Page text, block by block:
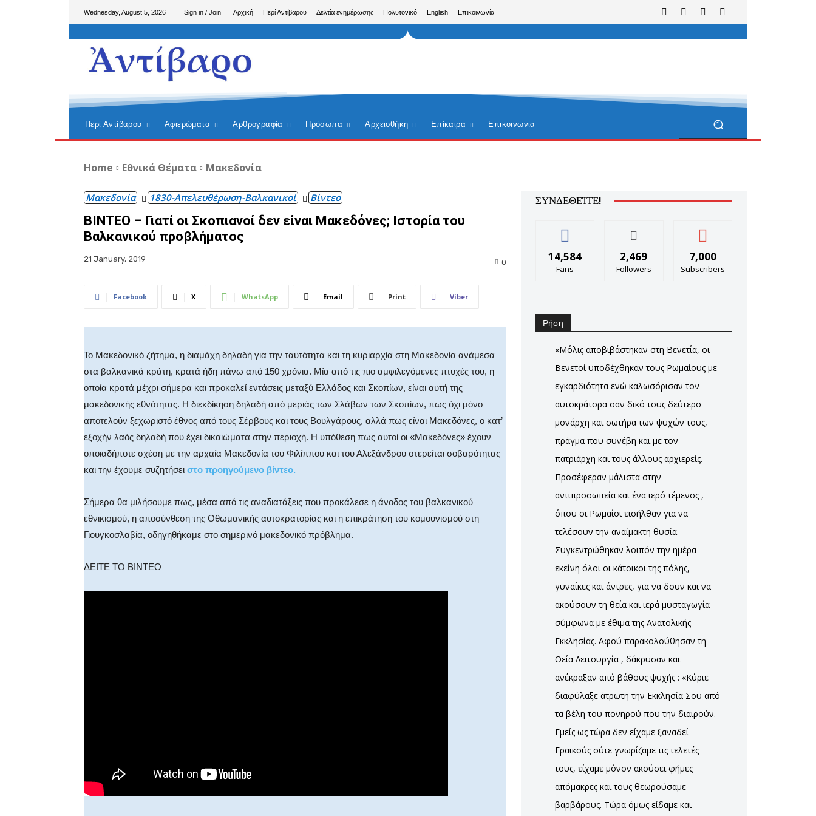
Wednesday, August 5, 2026 Sign in / Join Αρχική Περί Αντίβαρου Δελτία ενημέρωσης Πολυτονικό English Επικοινωνία
Περί Αντίβαρου Αφιερώματα Αρθρογραφία Πρόσωπα Αρχειοθήκη Επίκαιρα Επικοινωνία
Home Εθνικά Θέματα Μακεδονία
Μακεδονία 1830-Απελευθέρωση-Βαλκανικοί Βίντεο
BINTEO – Γιατί οι Σκοπιανοί δεν είναι Μακεδόνες; Ιστορία του
Βαλκανικού προβλήματος
21 January, 2019 0
Facebook X WhatsApp Email Print Viber
Το Μακεδονικό ζήτημα, η διαμάχη δηλαδή για την ταυτότητα και τη κυριαρχία στη Μακεδονία ανάμεσα
στα βαλκανικά κράτη, κρατά ήδη πάνω από 150 χρόνια. Μία από τις πιο αμφιλεγόμενες πτυχές του, η
οποία κρατά μέχρι σήμερα και προκαλεί εντάσεις μεταξύ Ελλάδος και Σκοπίων, είναι αυτή της
μακεδονικής εθνότητας. Η διεκδίκηση δηλαδή από μεριάς των Σλάβων των Σκοπίων, πως όχι μόνο
αποτελούν ξεχωριστό έθνος από τους Σέρβους και τους Βουλγάρους, αλλά πως είναι Μακεδόνες, ο κατ’
εξοχήν λαός δηλαδή που έχει δικαιώματα στην περιοχή. Η υπόθεση πως αυτοί οι «Μακεδόνες» έχουν
οποιαδήποτε σχέση με την αρχαία Μακεδονία του Φιλίππου και του Αλεξάνδρου στερείται σοβαρότητας
και την έχουμε συζητήσει στο προηγούμενο βίντεο.
Σήμερα θα μιλήσουμε πως, μέσα από τις αναδιατάξεις που προκάλεσε η άνοδος του βαλκανικού
εθνικισμού, η αποσύνθεση της Οθωμανικής αυτοκρατορίας και η επικράτηση του κομουνισμού στη
Γιουγκοσλαβία, οδηγηθήκαμε στο σημερινό μακεδονικό πρόβλημα.
ΔΕΙΤΕ ΤΟ ΒΙΝΤΕΟ
ΣΥΝΔΕΘΕΊΤΕ!
14,584
Fans
2,469
Followers
7,000
Subscribers
Ρήση
«Μόλις αποβιβάστηκαν στη Βενετία, οι
Βενετοί υποδέχθηκαν τους Ρωμαίους με
εγκαρδιότητα ενώ καλωσόρισαν τον
αυτοκράτορα σαν δικό τους δεύτερο
μονάρχη και σωτήρα των ψυχών τους,
πράγμα που συνέβη και με τον
πατριάρχη και τους άλλους αρχιερείς.
Προσέφεραν μάλιστα στην
αντιπροσωπεία και ένα ιερό τέμενος ,
όπου οι Ρωμαίοι εισήλθαν για να
τελέσουν την αναίμακτη θυσία.
Συγκεντρώθηκαν λοιπόν την ημέρα
εκείνη όλοι οι κάτοικοι της πόλης,
γυναίκες και άντρες, για να δουν και να
ακούσουν τη θεία και ιερά μυσταγωγία
σύμφωνα με έθιμα της Ανατολικής
Εκκλησίας. Αφού παρακολούθησαν τη
Θεία Λειτουργία , δάκρυσαν και
ανέκραξαν από βάθους ψυχής : «Κύριε
διαφύλαξε άτρωτη την Εκκλησία Σου από
τα βέλη του πονηρού που την διαιρούν.
Εμείς ως τώρα δεν είχαμε ξαναδεί
Γραικούς ούτε γνωρίζαμε τις τελετές
τους, είχαμε μόνον ακούσει φήμες
απόμακρες και τους θεωρούσαμε
βαρβάρους. Τώρα όμως είδαμε και